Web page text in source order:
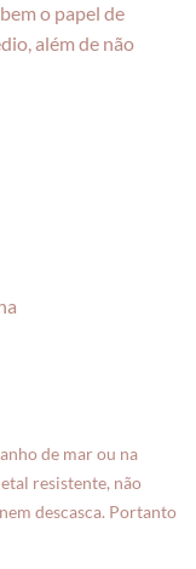
o papel de
além de não
de mar ou na
resistente, não
descasca. Portanto